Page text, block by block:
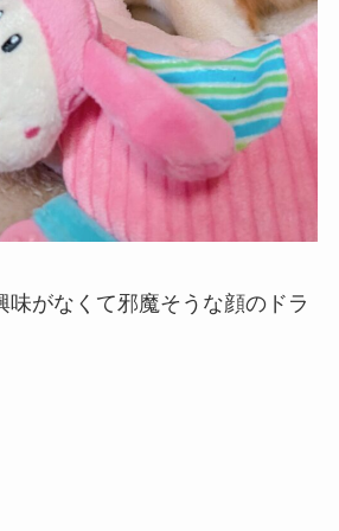
味がなくて邪魔そうな顔のドラ